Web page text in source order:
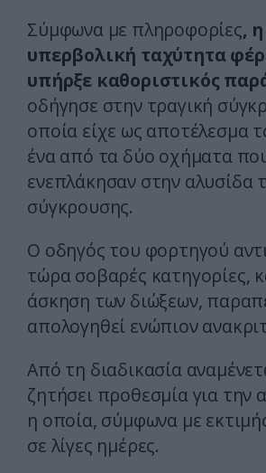
Σύμφωνα με πληροφορίες, η
υπερβολική ταχύτητα
υπήρξε καθοριστικός
οδήγησε στην τραγική
οποία είχε ως αποτέλεσμα
ένα από τα δύο οχήματα
ενεπλάκησαν στην αλυσίδα
σύγκρουσης.
Ο οδηγός του φορτηγού
τώρα σοβαρές κατηγορίες,
άσκηση των διώξεων,
απολογηθεί ενώπιον
Από τη διαδικασία
ζητήσει προθεσμία για την
η οποία, σύμφωνα με
σε λίγες ημέρες.